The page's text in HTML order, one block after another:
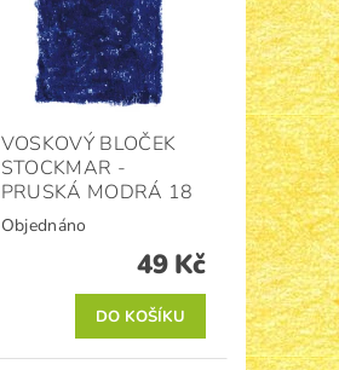
VOSKOVÝ BLOČEK
STOCKMAR -
PRUSKÁ MODRÁ 18
Objednáno
49 Kč